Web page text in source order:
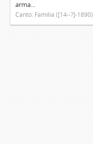
arma...
Canto. Família ([14--?]-1890)